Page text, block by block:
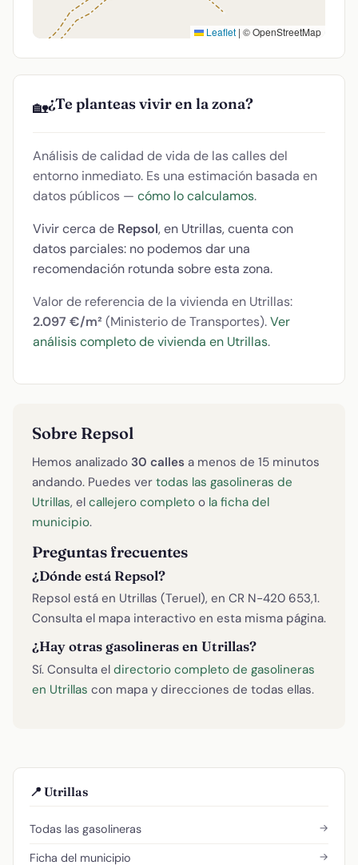
Leaflet | © OpenStreetMap
🏡¿Te planteas vivir en la zona?
Análisis de calidad de vida de las calles del
entorno inmediato. Es una estimación basada en
datos públicos — cómo lo calculamos.
Vivir cerca de Repsol, en Utrillas, cuenta con
datos parciales: no podemos dar una
recomendación rotunda sobre esta zona.
Valor de referencia de la vivienda en Utrillas:
2.097 €/m² (Ministerio de Transportes).Ver
análisis completo de vivienda en Utrillas.
Sobre Repsol
Hemos analizado 30 calles a menos de 15 minutos
andando. Puedes ver todas las gasolineras de
Utrillas, el callejero completo o la ficha del
municipio.
Preguntas frecuentes
¿Dónde está Repsol?
Repsol está en Utrillas (Teruel), en CR N-420 653,1.
Consulta el mapa interactivo en esta misma página.
¿Hay otras gasolineras en Utrillas?
Sí. Consulta el directorio completo de gasolineras
en Utrillas con mapa y direcciones de todas ellas.
📍 Utrillas
Todas las gasolineras →
Ficha del municipio →